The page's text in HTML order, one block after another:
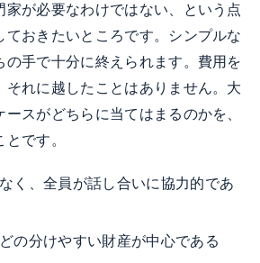
家が必要なわけではない、という点
ておきたいところです。シンプルな
の手で十分に終えられます。費用を
それに越したことはありません。大
スがどちらに当てはまるのかを、
です。
く、全員が話し合いに協力的であ
の分けやすい財産が中心である